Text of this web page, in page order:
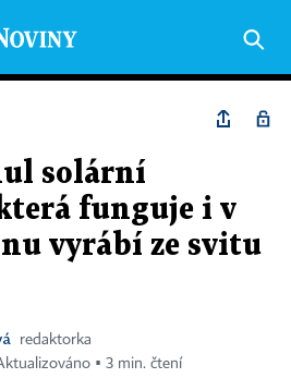
solární
funguje i v
vyrábí ze svitu
redaktorka
▪ 3 min. čtení